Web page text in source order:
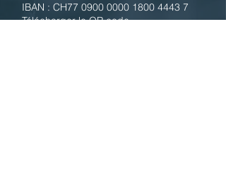
IBAN : CH77 0900 0000 1800 4443 7
Télécharger le QR code